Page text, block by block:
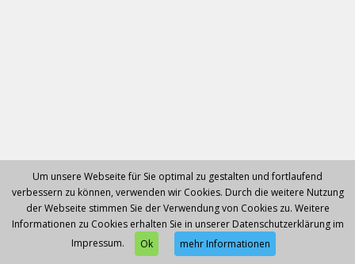
Um unsere Webseite für Sie optimal zu gestalten und fortlaufend
verbessern zu können, verwenden wir Cookies. Durch die weitere Nutzung
der Webseite stimmen Sie der Verwendung von Cookies zu. Weitere
Informationen zu Cookies erhalten Sie in unserer Datenschutzerklärung im
Impressum.
Ok mehr Informationen